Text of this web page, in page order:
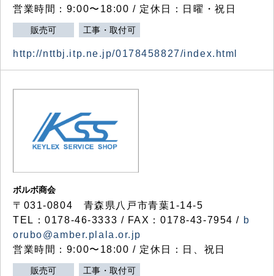
営業時間：9:00〜18:00 / 定休日：日曜・祝日
販売可 工事・取付可
http://nttbj.itp.ne.jp/0178458827/index.html
ボルボ商会
〒031-0804 青森県八戸市青葉1-14-5
TEL：0178-46-3333 / FAX：0178-43-7954 / b
orubo@amber.plala.or.jp
営業時間：9:00〜18:00 / 定休日：日、祝日
販売可 工事・取付可